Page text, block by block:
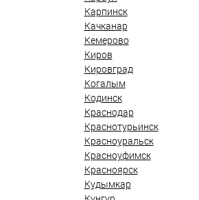
Карпинск
Качканар
Кемерово
Киров
Кировград
Когалым
Кодинск
Краснодар
Краснотурьинск
Красноуральск
Красноуфимск
Красноярск
Кудымкар